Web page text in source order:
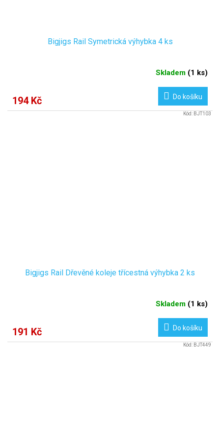
Bigjigs Rail Symetrická výhybka 4 ks
Skladem (1 ks)
194 Kč Do košíku
Bigjigs Rail Dřevěné koleje třícestná výhybka 2 ks
Skladem (1 ks)
191 Kč Do košíku
Kód: BJT103
Kód: BJT449